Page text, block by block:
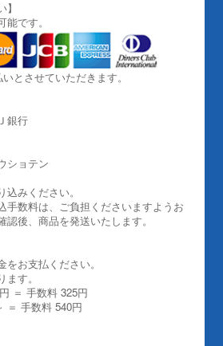
です。
とさせていただきます。
銀行
ショテン
みください。
手数料は、ご負担くださいますようお
後、商品を発送いたします。
お支払ください。
す。
＝ 手数料 325円
＝ 手数料 540円